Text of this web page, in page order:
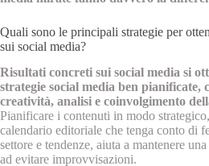
Quali sono le principali strategie per
sui social media?
Risultati concreti sui social media si
strategie social media ben pianificate,
creatività, analisi e coinvolgimento
Pianificare i contenuti in modo
calendario editoriale che tenga conto di
settore e tendenze, aiuta a mantenere
ad evitare improvvisazioni.